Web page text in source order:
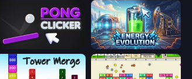
Pong Clicker Energy Evolution